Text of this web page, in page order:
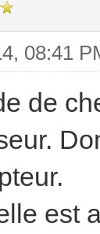
08:41
de
est